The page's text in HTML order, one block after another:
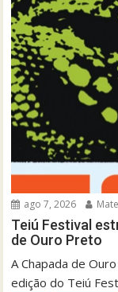
ago 7, 2026
Teiú Festival
de Ouro Preto
A Chapada de
edição do Teiú